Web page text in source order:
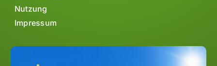
Nutzung
Impressum